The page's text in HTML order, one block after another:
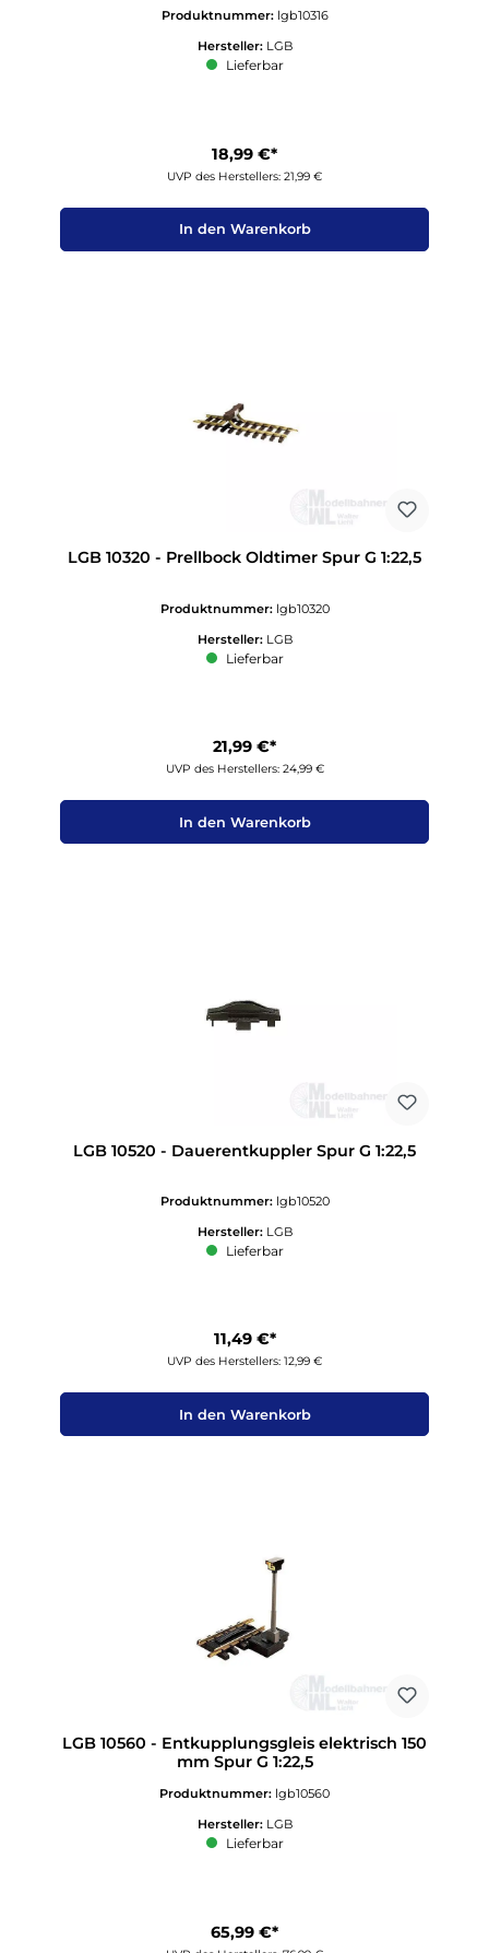
Produktnummer: lgb10316
Hersteller: LGB
Lieferbar
18,99 €*
UVP des Herstellers: 21,99 €
In den Warenkorb
LGB 10320 - Prellbock Oldtimer Spur G 1:22,5
Produktnummer: lgb10320
Hersteller: LGB
Lieferbar
21,99 €*
UVP des Herstellers: 24,99 €
In den Warenkorb
LGB 10520 - Dauerentkuppler Spur G 1:22,5
Produktnummer: lgb10520
Hersteller: LGB
Lieferbar
11,49 €*
UVP des Herstellers: 12,99 €
In den Warenkorb
LGB 10560 - Entkupplungsgleis elektrisch 150
mm Spur G 1:22,5
Produktnummer: lgb10560
Hersteller: LGB
Lieferbar
65,99 €*